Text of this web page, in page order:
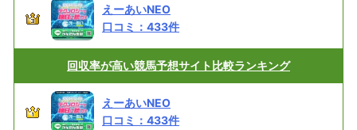
えーあいNEO
口コミ： 433件
回収率が高い競馬予想サイト比較ランキング
えーあいNEO
口コミ： 433件